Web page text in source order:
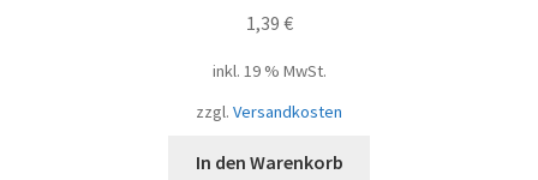
1,39 €
inkl. 19 % MwSt.
zzgl. Versandkosten
In den Warenkorb